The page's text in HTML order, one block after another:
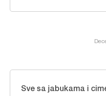
Sve sa jabukama i